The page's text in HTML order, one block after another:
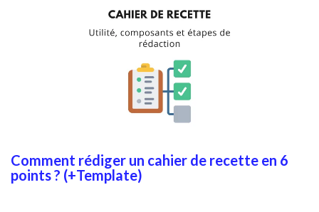
Comment rédiger un cahier de recette en 6
points ? (+Template)